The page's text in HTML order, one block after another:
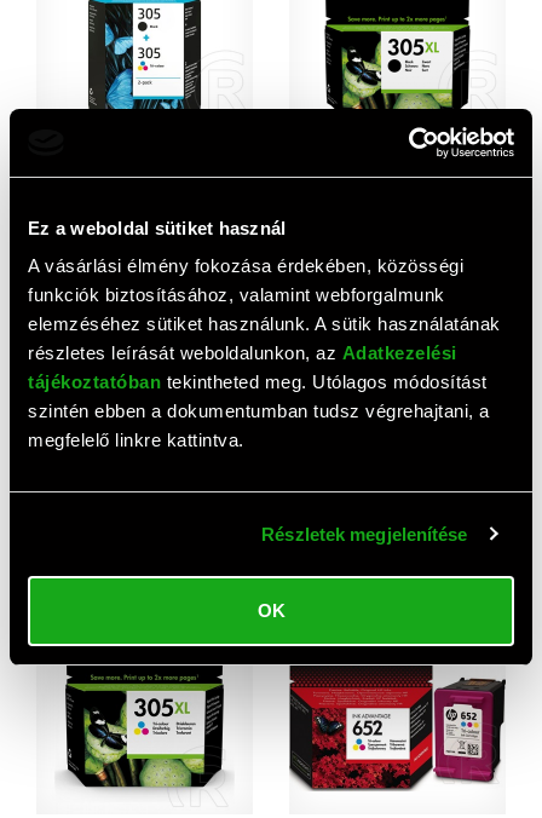
Ez a weboldal sütiket használ
A vásárlási élmény fokozása érdekében, közösségi
funkciók biztosításához, valamint webforgalmunk
elemzéséhez sütiket használunk. A sütik használatának
részletes leírását weboldalunkon, az Adatkezelési
tájékoztatóban tekintheted meg. Utólagos módosítást
szintén ebben a dokumentumban tudsz végrehajtani, a
megfelelő linkre kattintva.
Részletek megjelenítése
OK
18 060 HUF